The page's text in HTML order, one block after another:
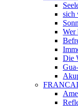
sich
Wer
Die